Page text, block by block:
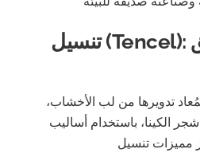
تنسيل (Tencel): نسيج ناعم وصديق
تدويرها من لب الأخشاب،
الكينا، باستخدام أساليب